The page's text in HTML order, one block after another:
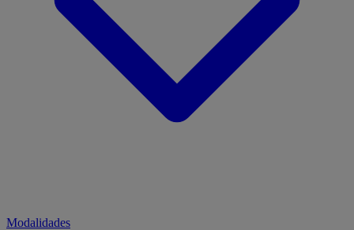
Modalidades